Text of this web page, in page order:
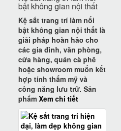
bật không gian nội thất
Kệ sắt trang trí làm nổi
bật không gian nội thất là
giải pháp hoàn hảo cho
các gia đình, văn phòng,
cửa hàng, quán cà phê
hoặc showroom muốn kết
hợp tính thẩm mỹ và
công năng lưu trữ. Sản
phẩm Xem chi tiết